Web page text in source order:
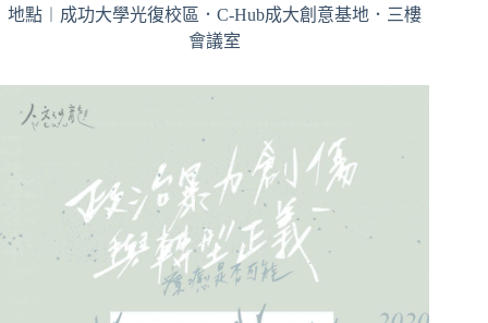
地點︱成功大學光復校區．C-Hub成大創意基地．三樓
會議室